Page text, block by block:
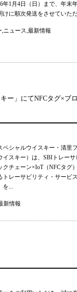
年1月4日（日）まで、年
けに順次発送をさせてい
,ニュース,最新情報
ー」にてNFCタグ×ブ
ペシャルウイスキー・清
イスキー）は、SBIトレー
クチェーン×IoT（NFCタグ
トレーサビリティ・サービ
を...
新情報